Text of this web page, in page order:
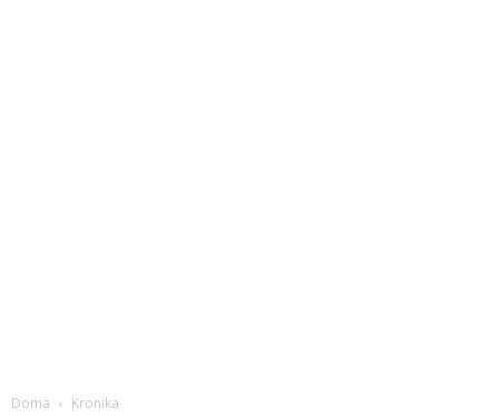
Doma Kronika